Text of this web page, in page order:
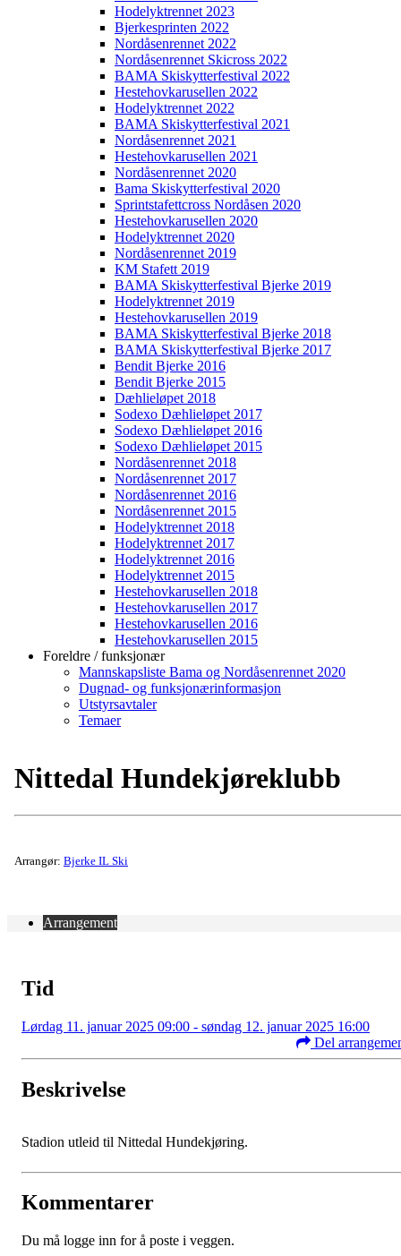
Hodelyktrennet 2023
Bjerkesprinten 2022
Nordåsenrennet 2022
Nordåsenrennet Skicross 2022
BAMA Skiskytterfestival 2022
Hestehovkarusellen 2022
Hodelyktrennet 2022
BAMA Skiskytterfestival 2021
Nordåsenrennet 2021
Hestehovkarusellen 2021
Nordåsenrennet 2020
Bama Skiskytterfestival 2020
Sprintstafettcross Nordåsen 2020
Hestehovkarusellen 2020
Hodelyktrennet 2020
Nordåsenrennet 2019
KM Stafett 2019
BAMA Skiskytterfestival Bjerke 2019
Hodelyktrennet 2019
Hestehovkarusellen 2019
BAMA Skiskytterfestival Bjerke 2018
BAMA Skiskytterfestival Bjerke 2017
Bendit Bjerke 2016
Bendit Bjerke 2015
Dæhlieløpet 2018
Sodexo Dæhlieløpet 2017
Sodexo Dæhlieløpet 2016
Sodexo Dæhlieløpet 2015
Nordåsenrennet 2018
Nordåsenrennet 2017
Nordåsenrennet 2016
Nordåsenrennet 2015
Hodelyktrennet 2018
Hodelyktrennet 2017
Hodelyktrennet 2016
Hodelyktrennet 2015
Hestehovkarusellen 2018
Hestehovkarusellen 2017
Hestehovkarusellen 2016
Hestehovkarusellen 2015
Foreldre / funksjonær
Mannskapsliste Bama og Nordåsenrennet 2020
Dugnad- og funksjonærinformasjon
Utstyrsavtaler
Temaer
Nittedal Hundekjøreklubb
Arrangør: Bjerke IL Ski
Arrangement
Tid
Lørdag 11. januar 2025 09:00 - søndag 12. januar 2025 16:00
Del
Beskrivelse
Stadion utleid til Nittedal Hundekjøring.
Kommentarer
Du må logge inn for å poste i veggen.